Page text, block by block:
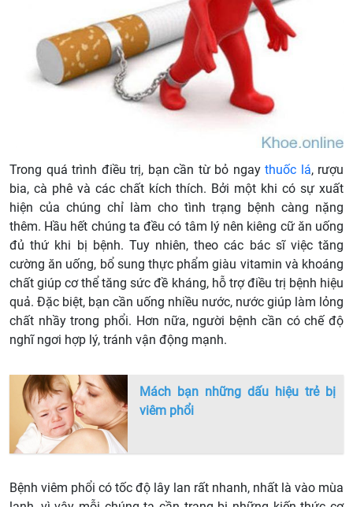
Trong quá trình điều trị, bạn cần từ bỏ ngay thuốc lá, rượu
bia, cà phê và các chất kích thích. Bởi một khi có sự xuất
hiện của chúng chỉ làm cho tình trạng bệnh càng nặng
thêm. Hầu hết chúng ta đều có tâm lý nên kiêng cữ ăn uống
đủ thứ khi bị bệnh. Tuy nhiên, theo các bác sĩ việc tăng
cường ăn uống, bổ sung thực phẩm giàu vitamin và khoáng
chất giúp cơ thể tăng sức đề kháng, hỗ trợ điều trị bệnh hiệu
quả. Đặc biệt, bạn cần uống nhiều nước, nước giúp làm lỏng
chất nhầy trong phổi. Hơn nữa, người bệnh cần có chế độ
nghĩ ngơi hợp lý, tránh vận động mạnh.
Mách bạn những dấu hiệu trẻ bị
viêm phổi
Bệnh viêm phổi có tốc độ lây lan rất nhanh, nhất là vào mùa